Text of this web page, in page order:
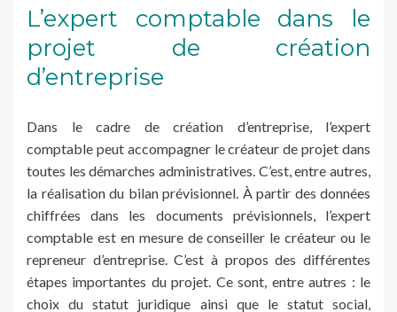
L’expert comptable dans le
projet de création
d’entreprise
Dans le cadre de création d’entreprise, l’expert
comptable peut accompagner le créateur de projet dans
toutes les démarches administratives. C’est, entre autres,
la réalisation du bilan prévisionnel. À partir des données
chiffrées dans les documents prévisionnels, l’expert
comptable est en mesure de conseiller le créateur ou le
repreneur d’entreprise. C’est à propos des différentes
étapes importantes du projet. Ce sont, entre autres : le
choix du statut juridique ainsi que le statut social,